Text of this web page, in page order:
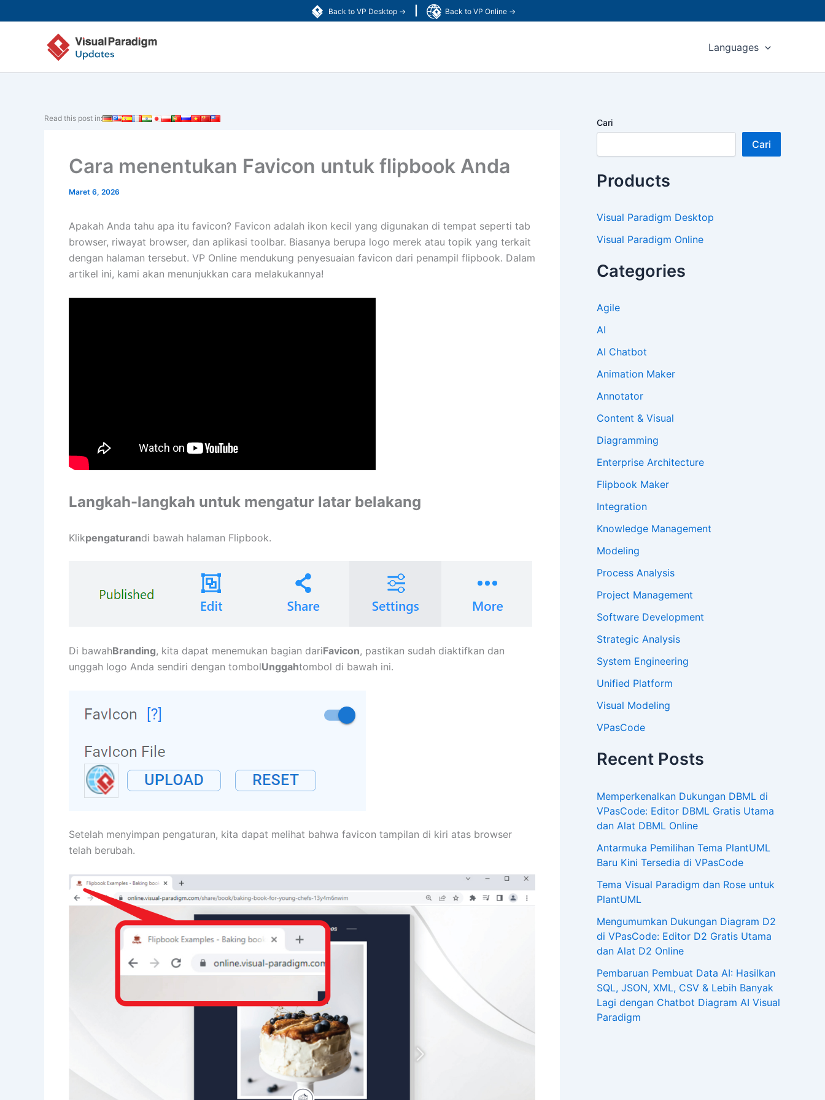
Back to VP Desktop → Back to VP Online →
ke
Languages
Read this post in:
Cara menentukan Favicon untuk flipbook Anda
Maret 6, 2026
Apakah Anda tahu apa itu favicon? Favicon adalah ikon kecil yang digunakan di tempat seperti tab
browser, riwayat browser, dan aplikasi toolbar. Biasanya berupa logo merek atau topik yang terkait
dengan halaman tersebut. VP Online mendukung penyesuaian favicon dari penampil flipbook. Dalam
artikel ini, kami akan menunjukkan cara melakukannya!
Langkah-langkah untuk mengatur latar belakang
Klikpengaturandi bawah halaman Flipbook.
Di bawahBranding, kita dapat menemukan bagian dariFavicon, pastikan sudah diaktifkan dan
unggah logo Anda sendiri dengan tombolUnggahtombol di bawah ini.
Setelah menyimpan pengaturan, kita dapat melihat bahwa favicon tampilan di kiri atas browser
telah berubah.
Cari
Cari
Products
Visual Paradigm Desktop
Visual Paradigm Online
Categories
Agile
AI
AI Chatbot
Animation Maker
Annotator
Content & Visual
Diagramming
Enterprise Architecture
Flipbook Maker
Integration
Knowledge Management
Modeling
Process Analysis
Project Management
Software Development
Strategic Analysis
System Engineering
Unified Platform
Visual Modeling
VPasCode
Recent Posts
Memperkenalkan Dukungan DBML di
VPasCode: Editor DBML Gratis Utama
dan Alat DBML Online
Antarmuka Pemilihan Tema PlantUML
Baru Kini Tersedia di VPasCode
Tema Visual Paradigm dan Rose untuk
PlantUML
Mengumumkan Dukungan Diagram D2
di VPasCode: Editor D2 Gratis Utama
dan Alat D2 Online
Pembaruan Pembuat Data AI: Hasilkan
SQL, JSON, XML, CSV & Lebih Banyak
Lagi dengan Chatbot Diagram AI Visual
Paradigm